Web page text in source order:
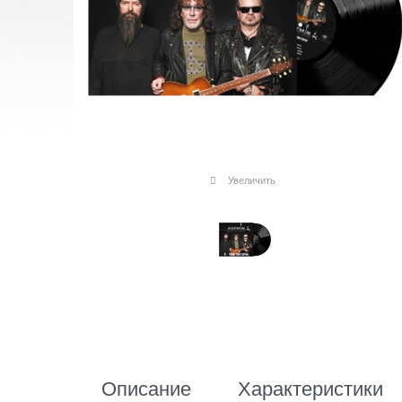
Увеличить
Описание Характеристики